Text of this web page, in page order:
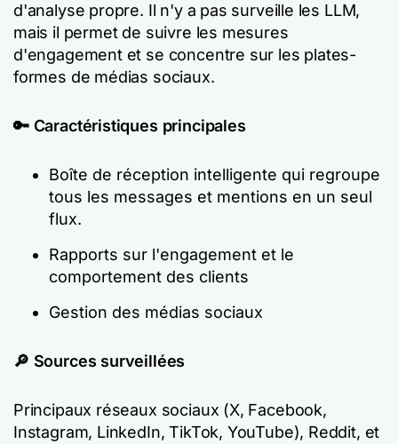
d'analyse propre. Il n'y a pas surveille les LLM,
mais il permet de suivre les mesures
d'engagement et se concentre sur les plates-
formes de médias sociaux.
🔑 Caractéristiques principales
Boîte de réception intelligente qui regroupe
tous les messages et mentions en un seul
flux.
Rapports sur l'engagement et le
comportement des clients
Gestion des médias sociaux
🔎 Sources surveillées
Principaux réseaux sociaux (X, Facebook,
Instagram, LinkedIn, TikTok, YouTube), Reddit, et